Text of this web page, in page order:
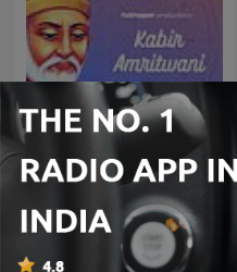
Kabir Amritwani